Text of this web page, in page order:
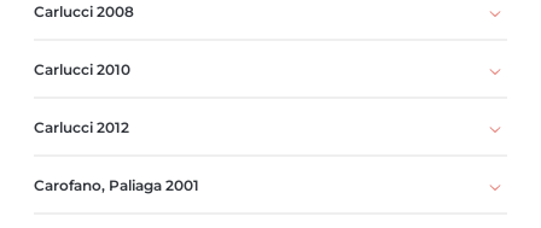
Carlucci 2008
Carlucci 2010
Carlucci 2012
Carofano, Paliaga 2001